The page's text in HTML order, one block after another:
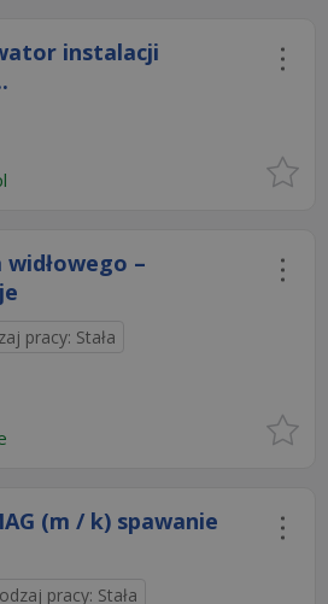
instalacji
–
pracy: Stała
(m / k) spawanie
pracy: Stała